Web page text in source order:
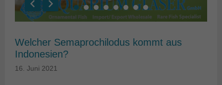
Welcher Semaprochilodus kommt aus
Indonesien?
16. Juni 2021